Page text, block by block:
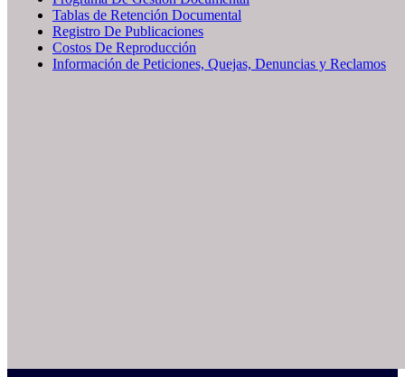
Tablas de Retención Documental
Registro De Publicaciones
Costos De Reproducción
Información de Peticiones, Quejas, Denuncias y Reclamos